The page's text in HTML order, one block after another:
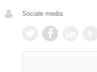
Sociale media: